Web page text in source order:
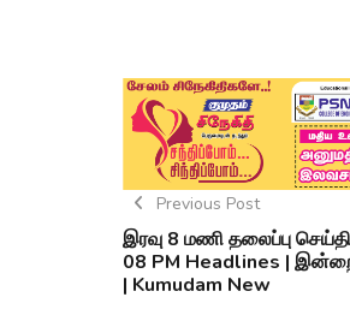
Previous Post
இரவு 8 மணி தலைப்பு
08 PM Headlines |
| Kumudam New